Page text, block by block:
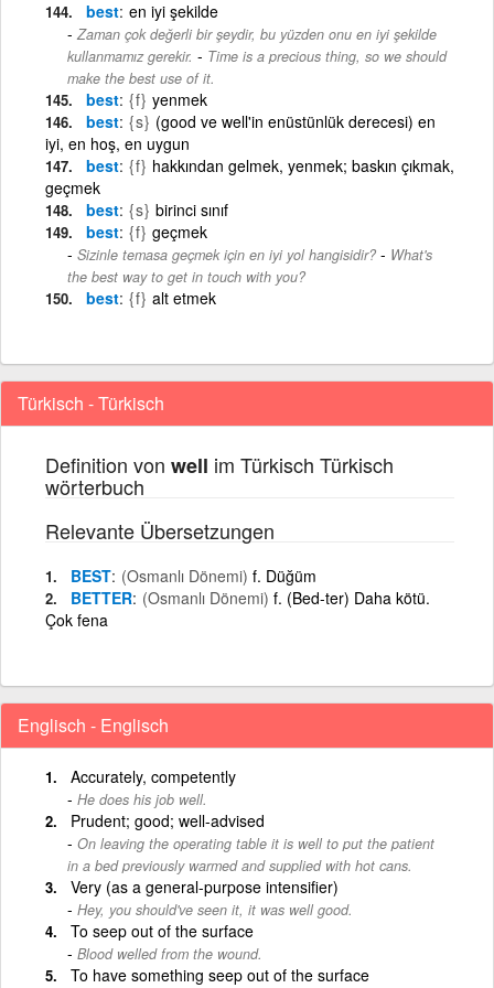
best en iyi şekilde
Zaman çok değerli bir şeydir, bu yüzden onu en iyi şekilde
kullanmamız gerekir. - Time is a precious thing, so we should
make the best use of it.
best {f} yenmek
best {s} (good ve well'in enüstünlük derecesi) en
iyi, en hoş, en uygun
best {f} hakkından gelmek, yenmek; baskın çıkmak,
geçmek
best {s} birinci sınıf
best {f} geçmek
Sizinle temasa geçmek için en iyi yol hangisidir? - What's
the best way to get in touch with you?
best {f} alt etmek
Türkisch - Türkisch
Definition von well im Türkisch Türkisch
wörterbuch
Relevante Übersetzungen
BEST (Osmanlı Dönemi) f. Düğüm
BETTER (Osmanlı Dönemi) f. (Bed-ter) Daha kötü.
Çok fena
Englisch - Englisch
Accurately, competently
He does his job well.
Prudent; good; well-advised
On leaving the operating table it is well to put the patient
in a bed previously warmed and supplied with hot cans.
Very (as a general-purpose intensifier)
Hey, you should've seen it, it was well good.
To seep out of the surface
Blood welled from the wound.
To have something seep out of the surface